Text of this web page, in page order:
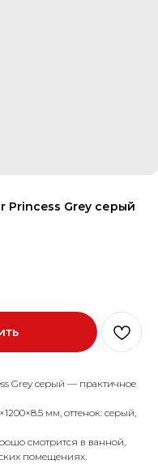
Princess Grey серый
Grey серый — практичное
мм, оттенок: серый,
смотрится в ванной,
помещениях.